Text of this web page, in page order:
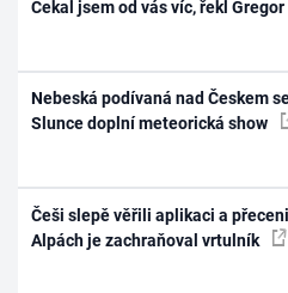
Čekal jsem od vás víc, řekl Gregor
Nebeská podívaná nad Českem
Slunce doplní meteorická show
Češi slepě věřili aplikaci a
Alpách je zachraňoval vrtulník